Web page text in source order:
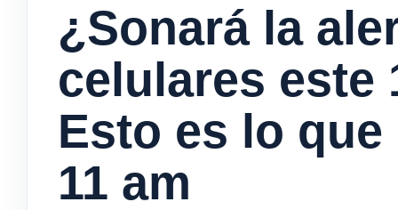
¿Sonará la
celulares este
Esto es lo
11 am